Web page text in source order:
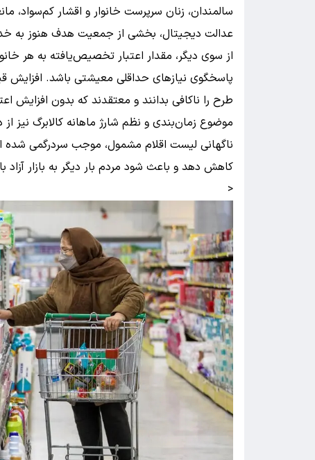
سالمندان، زنان سرپرست خانوار و اقشار
عدالت دیجیتال، بخشی از جمعیت هدف هنوز به
از سوی دیگر، مقدار اعتبار تخصیص‌یافته به هر
پاسخگوی نیازهای حداقلی معیشتی باشد. افزایش
طرح را ناکافی بدانند و معتقدند که بدون
موضوع زمان‌بندی و نظم شارژ ماهانه کالابرگ نیز
ناگهانی لیست اقلام مشمول، موجب سردرگمی شده
کاهش دهد و باعث شود مردم بار دیگر به بازار آزاد
<